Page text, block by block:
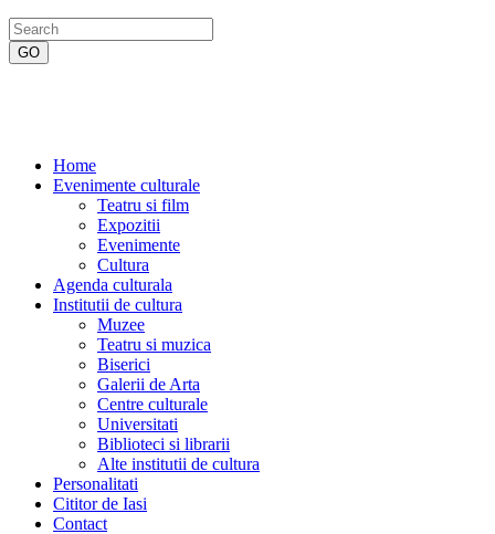
Home
Evenimente culturale
Teatru si film
Expozitii
Evenimente
Cultura
Agenda culturala
Institutii de cultura
Muzee
Teatru si muzica
Biserici
Galerii de Arta
Centre culturale
Universitati
Biblioteci si librarii
Alte institutii de cultura
Personalitati
Cititor de Iasi
Contact